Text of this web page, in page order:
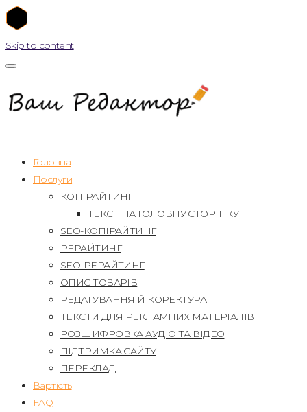
Skip to content
Головна
Послуги
КОПІРАЙТИНГ
ТЕКСТ НА ГОЛОВНУ СТОРІНКУ
SEO-КОПІРАЙТИНГ
РЕРАЙТИНГ
SEO-РЕРАЙТИНГ
ОПИС ТОВАРІВ
РЕДАГУВАННЯ Й КОРЕКТУРА
ТЕКСТИ ДЛЯ РЕКЛАМНИХ МАТЕРІАЛІВ
РОЗШИФРОВКА АУДІО ТА ВІДЕО
ПІДТРИМКА САЙТУ
ПЕРЕКЛАД
Вартість
FAQ